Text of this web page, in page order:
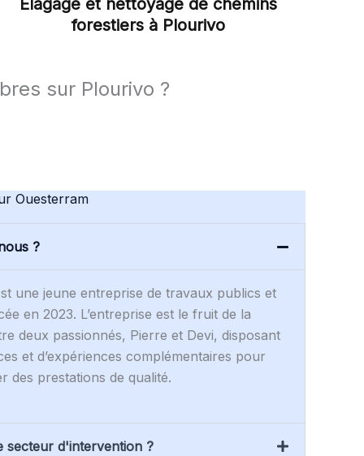
Élagage et nettoyage de chemins
forestiers à Plourivo
sur Plourivo ?
Ouesterram
?
une jeune entreprise de travaux publics et
en 2023. L’entreprise est le fruit de la
deux passionnés, Pierre et Devi, disposant
et d’expériences complémentaires pour
des prestations de qualité.
secteur d'intervention ?